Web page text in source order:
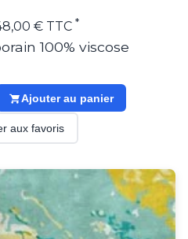
€ TTC *
100% viscose
Ajouter au panier
aux favoris